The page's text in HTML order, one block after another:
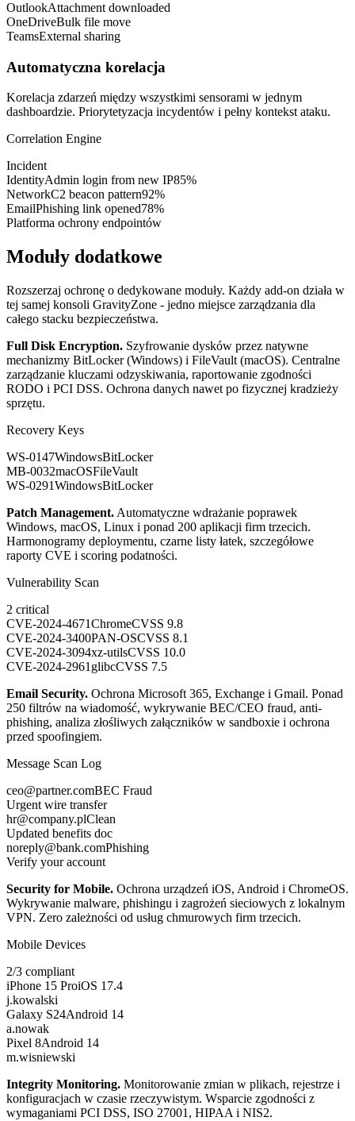
OutlookAttachment downloaded
OneDriveBulk file move
TeamsExternal sharing
Automatyczna korelacja
Korelacja zdarzeń między wszystkimi sensorami w jednym
dashboardzie. Priorytetyzacja incydentów i pełny kontekst ataku.
Correlation Engine
Incident
IdentityAdmin login from new IP85%
NetworkC2 beacon pattern92%
EmailPhishing link opened78%
Platforma ochrony endpointów
Moduły dodatkowe
Rozszerzaj ochronę o dedykowane moduły. Każdy add-on działa w
tej samej konsoli GravityZone - jedno miejsce zarządzania dla
całego stacku bezpieczeństwa.
Full Disk Encryption. Szyfrowanie dysków przez natywne
mechanizmy BitLocker (Windows) i FileVault (macOS). Centralne
zarządzanie kluczami odzyskiwania, raportowanie zgodności
RODO i PCI DSS. Ochrona danych nawet po fizycznej kradzieży
sprzętu.
Recovery Keys
WS-0147WindowsBitLocker
MB-0032macOSFileVault
WS-0291WindowsBitLocker
Patch Management. Automatyczne wdrażanie poprawek
Windows, macOS, Linux i ponad 200 aplikacji firm trzecich.
Harmonogramy deploymentu, czarne listy łatek, szczegółowe
raporty CVE i scoring podatności.
Vulnerability Scan
2 critical
CVE-2024-4671ChromeCVSS 9.8
CVE-2024-3400PAN-OSCVSS 8.1
CVE-2024-3094xz-utilsCVSS 10.0
CVE-2024-2961 glibcCVSS 7.5
Email Security. Ochrona Microsoft 365, Exchange i Gmail. Ponad
250 filtrów na wiadomość, wykrywanie BEC/CEO fraud, anti-
phishing, analiza złośliwych załączników w sandboxie i ochrona
przed spoofingiem.
Message Scan Log
ceo@partner.comBEC Fraud
Urgent wire transfer
hr@company.plClean
Updated benefits doc
noreply@bank.comPhishing
Verify your account
Security for Mobile. Ochrona urządzeń iOS, Android i ChromeOS.
Wykrywanie malware, phishingu i zagrożeń sieciowych z lokalnym
VPN. Zero zależności od usług chmurowych firm trzecich.
Mobile Devices
2/3 compliant
iPhone 15 ProiOS 17.4
j.kowalski
Galaxy S24Android 14
a.nowak
Pixel 8Android 14
m.wisniewski
Integrity Monitoring. Monitorowanie zmian w plikach, rejestrze i
konfiguracjach w czasie rzeczywistym. Wsparcie zgodności z
wymaganiami PCI DSS, ISO 27001, HIPAA i NIS2.